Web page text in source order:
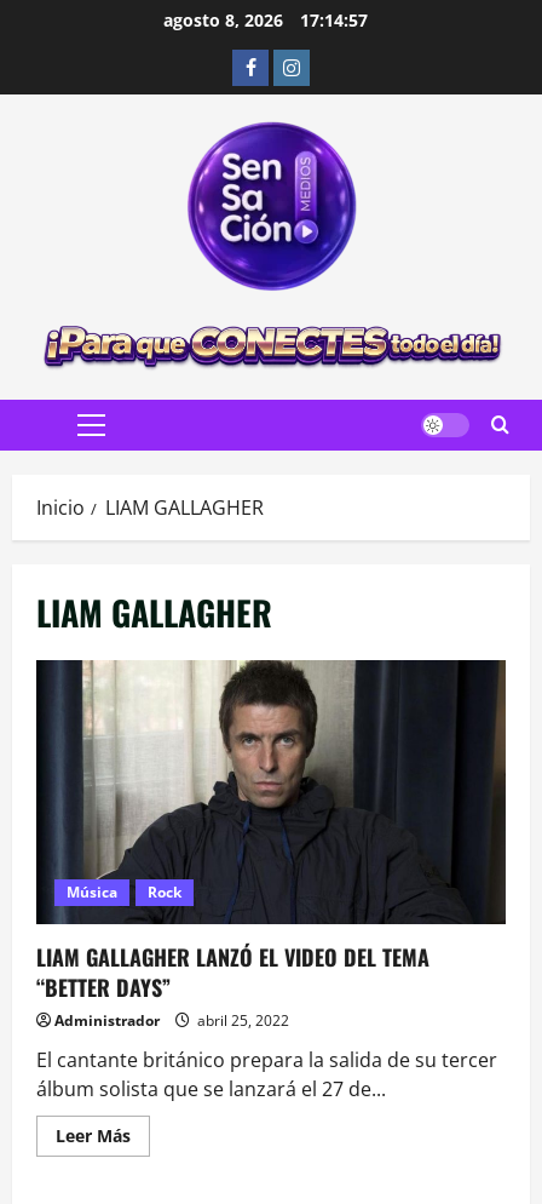
agosto 8, 2026 17:14:58
FacebookInstagram
Menú
Inicio LIAM GALLAGHER
LIAM GALLAGHER
Música Rock
LIAM GALLAGHER LANZÓ EL VIDEO DEL TEMA
“BETTER DAYS”
Administrador abril 25, 2022
El cantante británico prepara la salida de su tercer
álbum solista que se lanzará el 27 de...
Leer MásLeer
más